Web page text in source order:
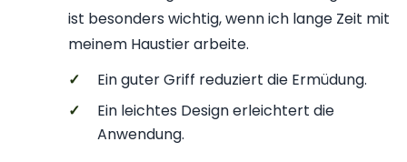
ist besonders wichtig, wenn ich lange Zeit mit
meinem Haustier arbeite.
✓
Ein guter Griff reduziert die Ermüdung.
✓
Ein leichtes Design erleichtert die
Anwendung.